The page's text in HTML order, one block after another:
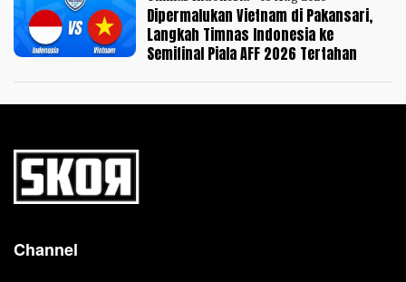
Dipermalukan Vietnam di Pakansari,
Langkah Timnas Indonesia ke
Semifinal Piala AFF 2026 Tertahan
Channel